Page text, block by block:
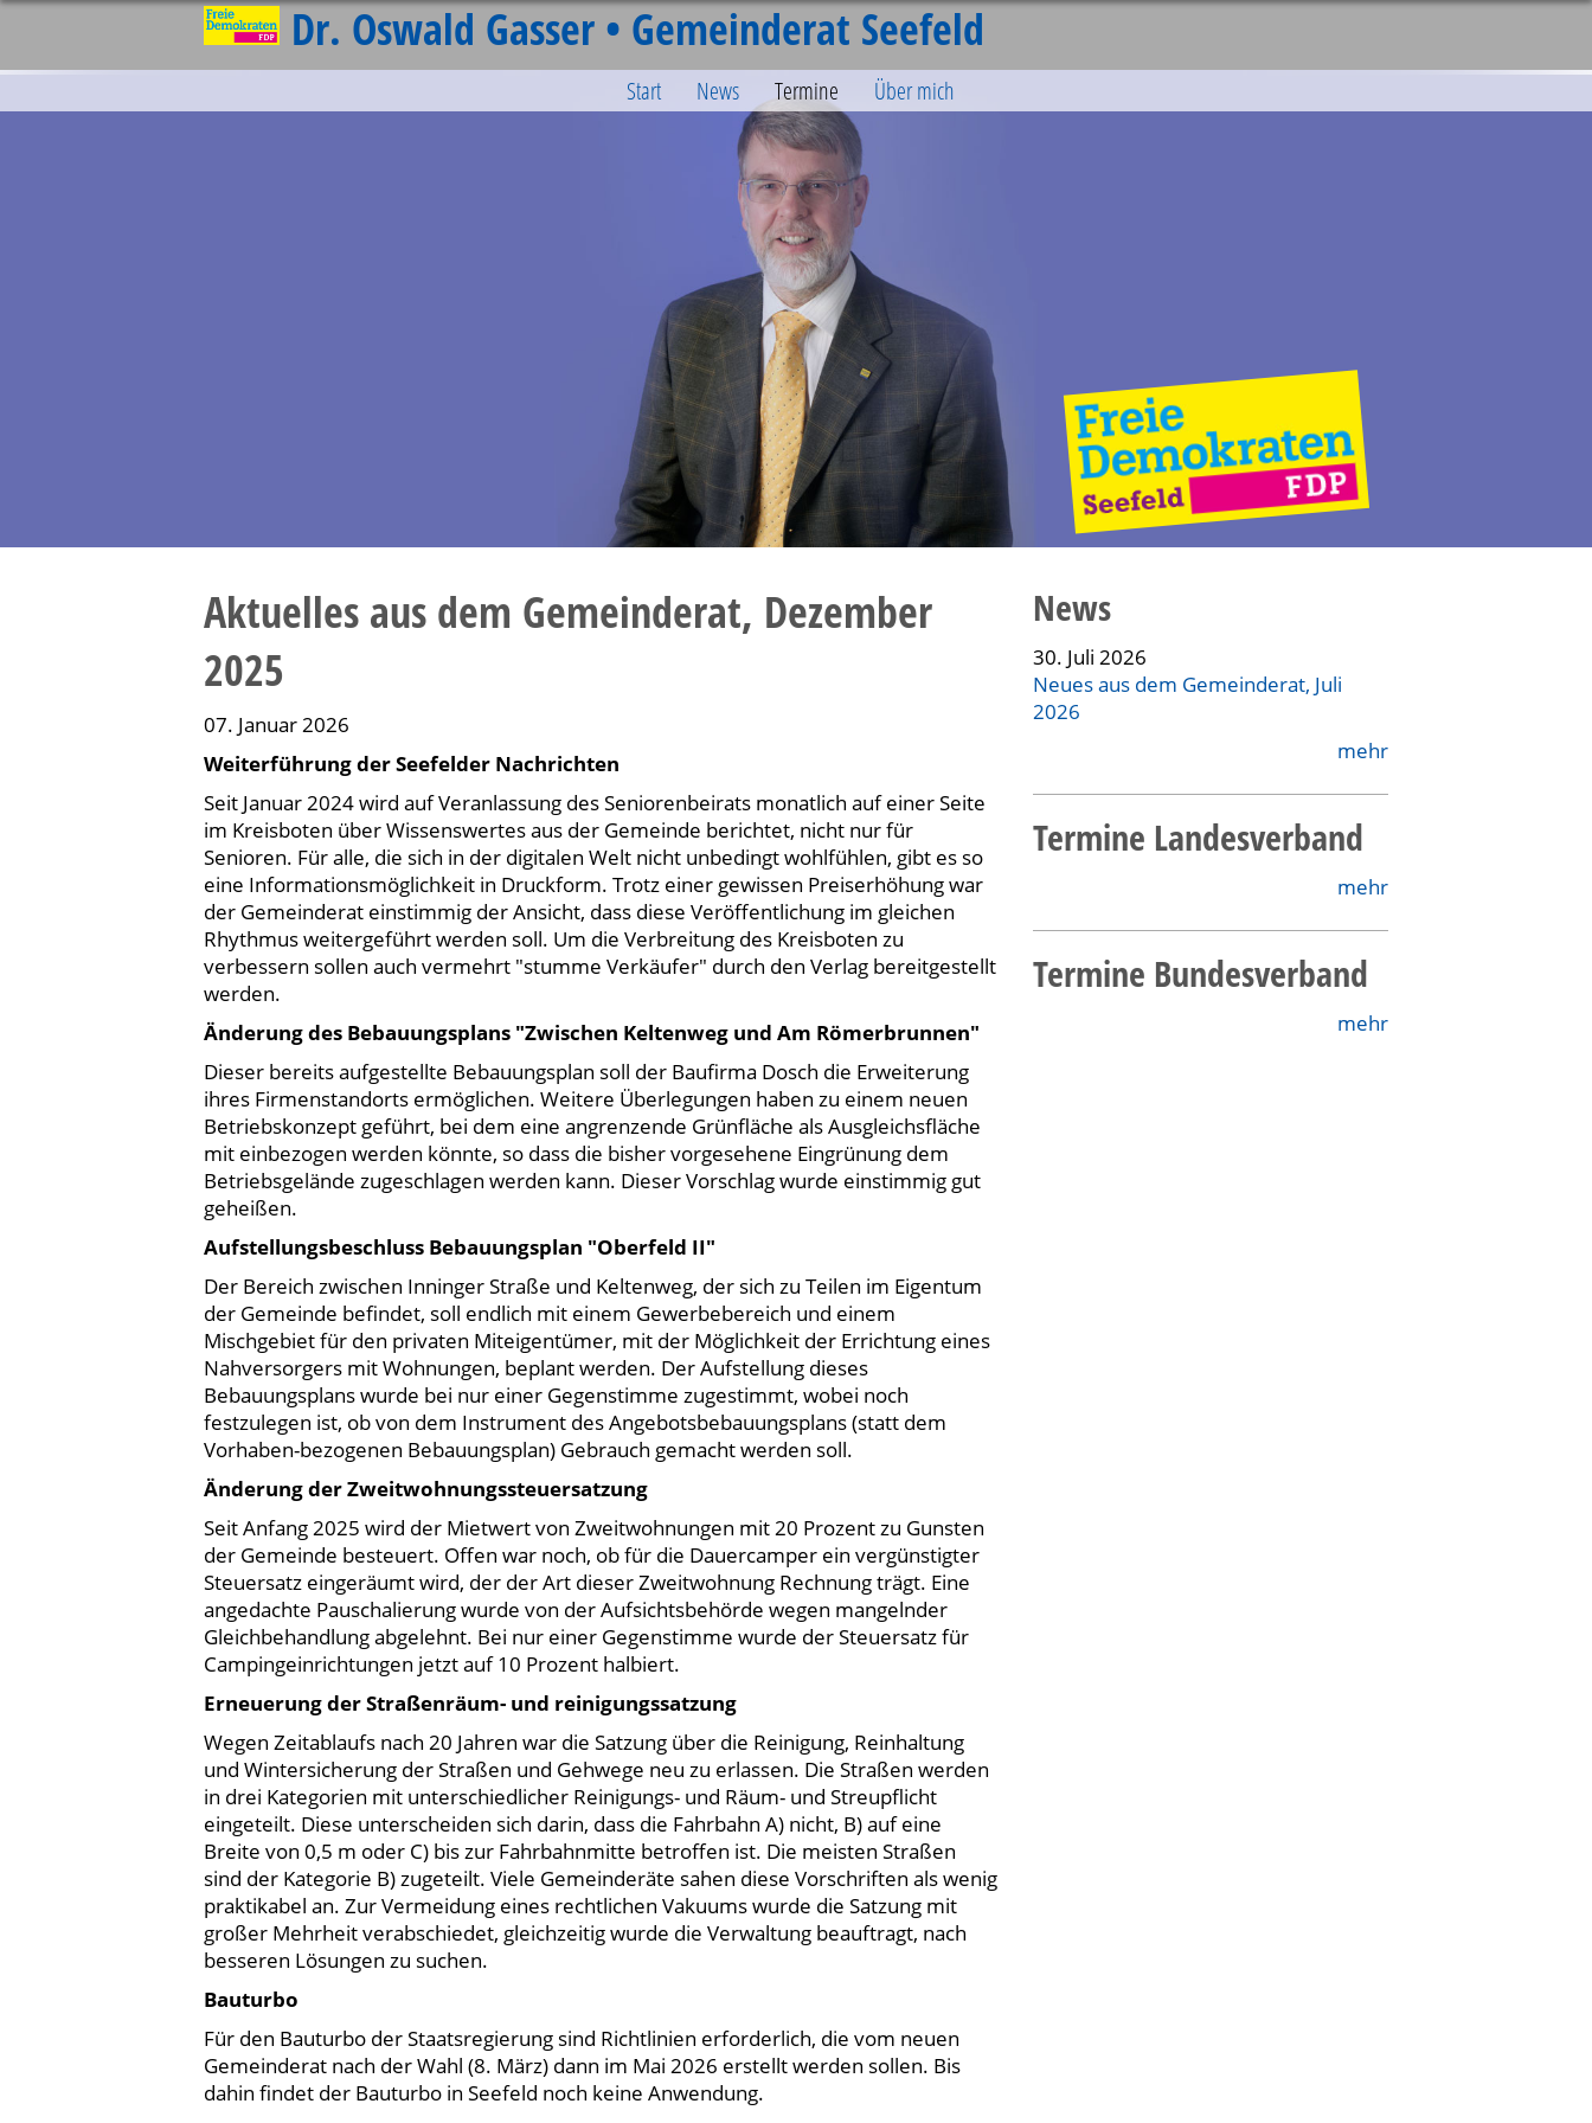
Dr. Oswald Gasser • Gemeinderat Seefeld
Start News Termine Über mich
News
30. Juli 2026
Neues aus dem Gemeinderat, Juli
2026
mehr
Termine Landesverband
mehr
Termine Bundesverband
mehr
Aktuelles aus dem Gemeinderat, Dezember
2025
07. Januar 2026
Weiterführung der Seefelder Nachrichten
Seit Januar 2024 wird auf Veranlassung des Seniorenbeirats monatlich auf einer Seite
im Kreisboten über Wissenswertes aus der Gemeinde berichtet, nicht nur für
Senioren. Für alle, die sich in der digitalen Welt nicht unbedingt wohlfühlen, gibt es so
eine Informationsmöglichkeit in Druckform. Trotz einer gewissen Preiserhöhung war
der Gemeinderat einstimmig der Ansicht, dass diese Veröffentlichung im gleichen
Rhythmus weitergeführt werden soll. Um die Verbreitung des Kreisboten zu
verbessern sollen auch vermehrt "stumme Verkäufer" durch den Verlag bereitgestellt
werden.
Änderung des Bebauungsplans "Zwischen Keltenweg und Am Römerbrunnen"
Dieser bereits aufgestellte Bebauungsplan soll der Baufirma Dosch die Erweiterung
ihres Firmenstandorts ermöglichen. Weitere Überlegungen haben zu einem neuen
Betriebskonzept geführt, bei dem eine angrenzende Grünfläche als Ausgleichsfläche
mit einbezogen werden könnte, so dass die bisher vorgesehene Eingrünung dem
Betriebsgelände zugeschlagen werden kann. Dieser Vorschlag wurde einstimmig gut
geheißen.
Aufstellungsbeschluss Bebauungsplan "Oberfeld II"
Der Bereich zwischen Inninger Straße und Keltenweg, der sich zu Teilen im Eigentum
der Gemeinde befindet, soll endlich mit einem Gewerbebereich und einem
Mischgebiet für den privaten Miteigentümer, mit der Möglichkeit der Errichtung eines
Nahversorgers mit Wohnungen, beplant werden. Der Aufstellung dieses
Bebauungsplans wurde bei nur einer Gegenstimme zugestimmt, wobei noch
festzulegen ist, ob von dem Instrument des Angebotsbebauungsplans (statt dem
Vorhaben-bezogenen Bebauungsplan) Gebrauch gemacht werden soll.
Änderung der Zweitwohnungssteuersatzung
Seit Anfang 2025 wird der Mietwert von Zweitwohnungen mit 20 Prozent zu Gunsten
der Gemeinde besteuert. Offen war noch, ob für die Dauercamper ein vergünstigter
Steuersatz eingeräumt wird, der der Art dieser Zweitwohnung Rechnung trägt. Eine
angedachte Pauschalierung wurde von der Aufsichtsbehörde wegen mangelnder
Gleichbehandlung abgelehnt. Bei nur einer Gegenstimme wurde der Steuersatz für
Campingeinrichtungen jetzt auf 10 Prozent halbiert.
Erneuerung der Straßenräum- und reinigungssatzung
Wegen Zeitablaufs nach 20 Jahren war die Satzung über die Reinigung, Reinhaltung
und Wintersicherung der Straßen und Gehwege neu zu erlassen. Die Straßen werden
in drei Kategorien mit unterschiedlicher Reinigungs- und Räum- und Streupflicht
eingeteilt. Diese unterscheiden sich darin, dass die Fahrbahn A) nicht, B) auf eine
Breite von 0,5 m oder C) bis zur Fahrbahnmitte betroffen ist. Die meisten Straßen
sind der Kategorie B) zugeteilt. Viele Gemeinderäte sahen diese Vorschriften als wenig
praktikabel an. Zur Vermeidung eines rechtlichen Vakuums wurde die Satzung mit
großer Mehrheit verabschiedet, gleichzeitig wurde die Verwaltung beauftragt, nach
besseren Lösungen zu suchen.
Bauturbo
Für den Bauturbo der Staatsregierung sind Richtlinien erforderlich, die vom neuen
Gemeinderat nach der Wahl (8. März) dann im Mai 2026 erstellt werden sollen. Bis
dahin findet der Bauturbo in Seefeld noch keine Anwendung.